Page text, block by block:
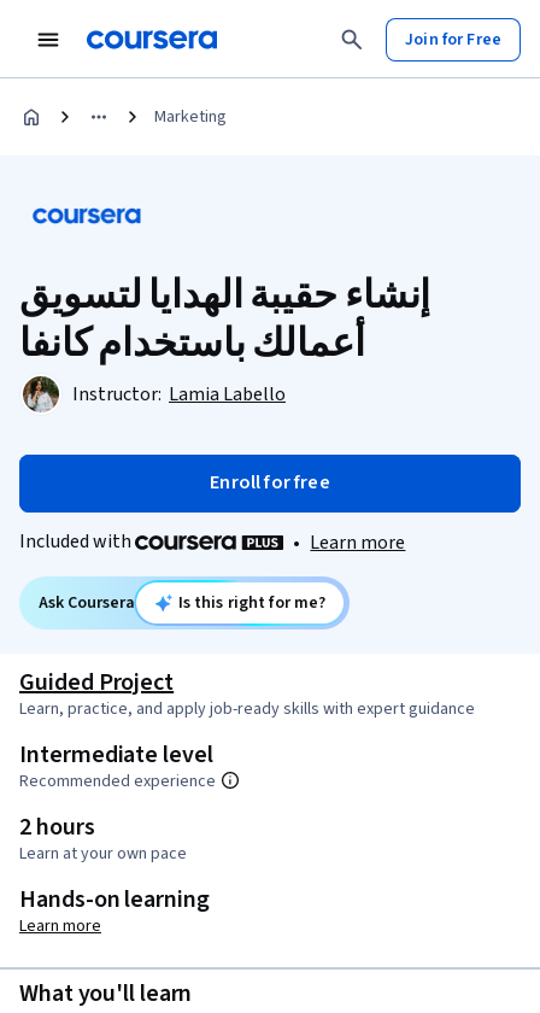
Join for Free
Marketing
إنشاء حقيبة الهدايا لتسويق
أعمالك باستخدام كانفا
Instructor: Lamia Labello
Enroll for free
Included with • Learn more
Ask Coursera Is this right for me?
Guided Project
Learn, practice, and apply job-ready skills with expert guidance
Intermediate level
Recommended experience
2 hours
Learn at your own pace
Hands-on learning
Learn more
What you'll learn